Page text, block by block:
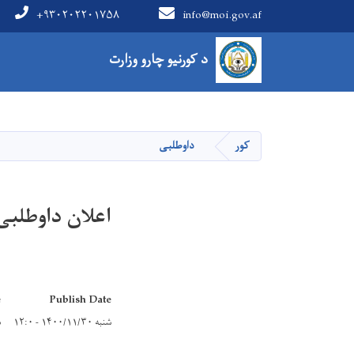
info@moi.gov.af +۹۳۰۲۰۲۲۰۱۷۵۸
د کورنیو چارو وزارتMain Menu
کور داوطلبی
اعلان داوطلبی ۳۳ پروژه وزارت امور
Publish Date
شنبه ۱۴۰۰/۱۱/۳۰ - ۱۲:۰